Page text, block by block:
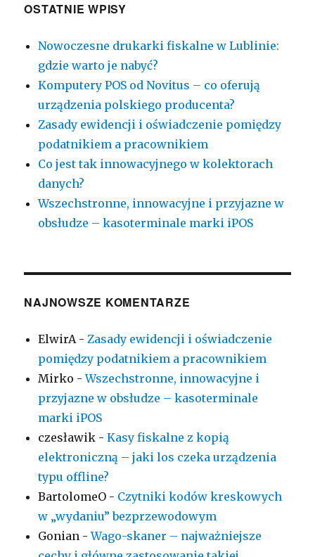
OSTATNIE WPISY
Nowoczesne drukarki fiskalne w Lublinie:
gdzie warto je nabyć?
Komputery POS od Novitus – co oferują
urządzenia polskiego producenta?
Zasady ewidencji i oświadczenie pomiędzy
podatnikiem a pracownikiem
Co jest tak innowacyjnego w kolektorach
danych?
Wszechstronne, innowacyjne i przyjazne w
obsłudze – kasoterminale marki iPOS
NAJNOWSZE KOMENTARZE
ElwirA-Zasady ewidencji i oświadczenie
pomiędzy podatnikiem a pracownikiem
Mirko -Wszechstronne, innowacyjne i
przyjazne w obsłudze – kasoterminale
marki iPOS
czesławik -Kasy fiskalne z kopią
elektroniczną – jaki los czeka urządzenia
typu offline?
BartolomeO - Czytniki kodów kreskowych
w „wydaniu” bezprzewodowym
Gonian -Wago-skaner – najważniejsze